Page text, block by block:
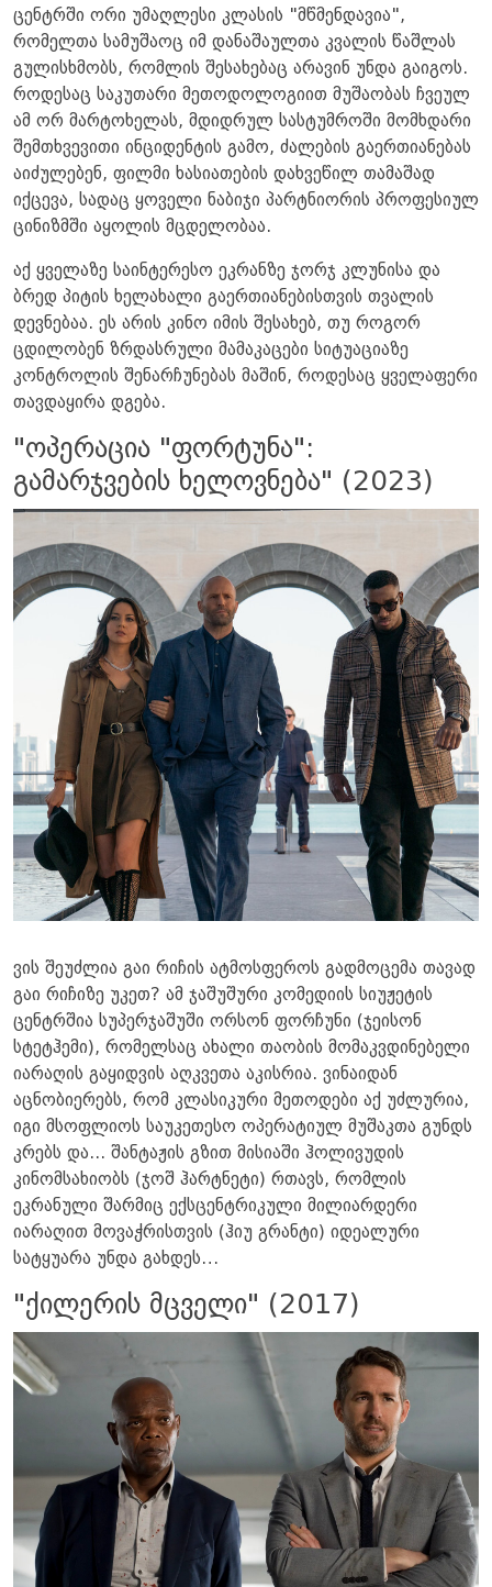
ცენტრში ორი უმაღლესი კლასის "მწმენდავია",
რომელთა სამუშაოც იმ დანაშაულთა კვალის წაშლას
გულისხმობს, რომლის შესახებაც არავინ უნდა გაიგოს.
როდესაც საკუთარი მეთოდოლოგიით მუშაობას ჩვეულ
ამ ორ მარტოხელას, მდიდრულ სასტუმროში მომხდარი
შემთხვევითი ინციდენტის გამო, ძალების გაერთიანებას
აიძულებენ, ფილმი ხასიათების დახვეწილ თამაშად
იქცევა, სადაც ყოველი ნაბიჯი პარტნიორის პროფესიულ
ცინიზმში აყოლის მცდელობაა.
აქ ყველაზე საინტერესო ეკრანზე ჯორჯ კლუნისა და
ბრედ პიტის ხელახალი გაერთიანებისთვის თვალის
დევნებაა. ეს არის კინო იმის შესახებ, თუ როგორ
ცდილობენ ზრდასრული მამაკაცები სიტუაციაზე
კონტროლის შენარჩუნებას მაშინ, როდესაც ყველაფერი
თავდაყირა დგება.
"ოპერაცია "ფორტუნა":
გამარჯვების ხელოვნება" (2023)
ვის შეუძლია გაი რიჩის ატმოსფეროს გადმოცემა თავად
გაი რიჩიზე უკეთ? ამ ჯაშუშური კომედიის სიუჟეტის
ცენტრშია სუპერჯაშუში ორსონ ფორჩუნი (ჯეისონ
სტეტჰემი), რომელსაც ახალი თაობის მომაკვდინებელი
იარაღის გაყიდვის აღკვეთა აკისრია. ვინაიდან
აცნობიერებს, რომ კლასიკური მეთოდები აქ უძლურია,
იგი მსოფლიოს საუკეთესო ოპერატიულ მუშაკთა გუნდს
კრებს და... შანტაჟის გზით მისიაში ჰოლივუდის
კინომსახიობს (ჯოშ ჰარტნეტი) რთავს, რომლის
ეკრანული შარმიც ექსცენტრიკული მილიარდერი
იარაღით მოვაჭრისთვის (ჰიუ გრანტი) იდეალური
სატყუარა უნდა გახდეს…
"ქილერის მცველი" (2017)